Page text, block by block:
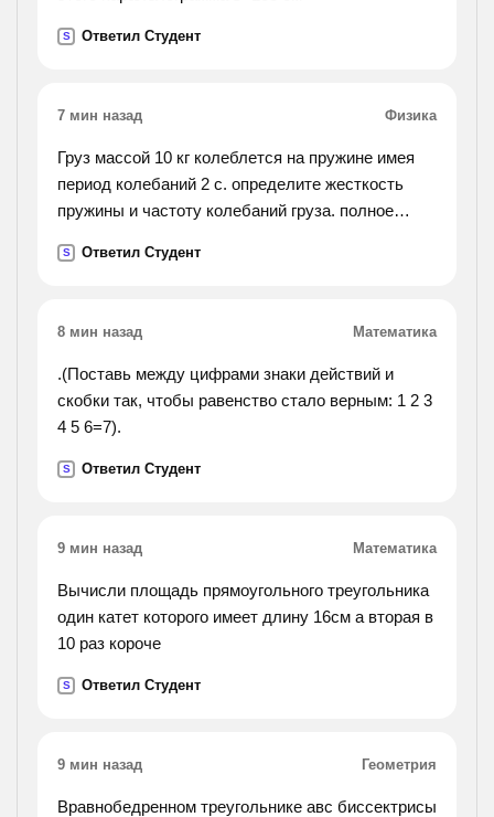
S Ответил Студент
7 мин назад Физика
Груз массой 10 кг колеблется на пружине имея
период колебаний 2 с. определите жесткость
пружины и частоту колебаний груза. полное
S Ответил Студент
8 мин назад Математика
.(Поставь между цифрами знаки действий и
скобки так, чтобы равенство стало верным: 1 2 3
4 5 6=7).
S Ответил Студент
9 мин назад Математика
Вычисли площадь прямоугольного треугольника
один катет которого имеет длину 16см а вторая в
10 раз короче
S Ответил Студент
9 мин назад Геометрия
Вравнобедренном треугольнике авс биссектрисы